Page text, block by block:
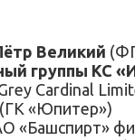
Великий
группы КС
Cardinal
(ГК «Юпитер»)
«Башспирт»